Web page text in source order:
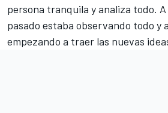
persona tranquila y analiza todo.
pasado estaba observando todo y
empezando a traer las nuevas